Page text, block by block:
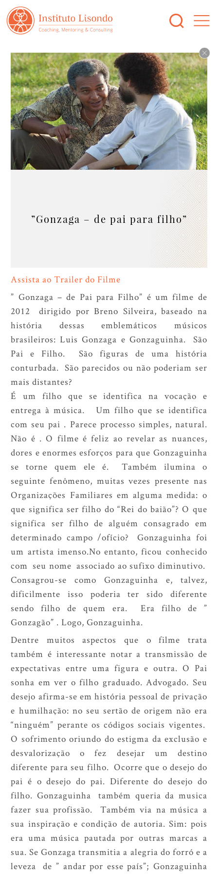
”Gonzaga – de pai para filho”
Assista ao Trailer do Filme
” Gonzaga – de Pai para Filho” é um filme de
2012 dirigido por Breno Silveira, baseado na
história dessas emblemáticos músicos
brasileiros: Luis Gonzaga e Gonzaguinha. São
Pai e Filho. São figuras de uma história
conturbada. São parecidos ou não poderiam ser
mais distantes?
É um filho que se identifica na vocação e
entrega à música. Um filho que se identifica
com seu pai . Parece processo simples, natural.
Não é . O filme é feliz ao revelar as nuances,
dores e enormes esforços para que Gonzaguinha
se torne quem ele é. Também ilumina o
seguinte fenômeno, muitas vezes presente nas
Organizações Familiares em alguma medida: o
que significa ser filho do “Rei do baião”? O que
significa ser filho de alguém consagrado em
determinado campo /ofício? Gonzaguinha foi
um artista imenso.No entanto, ficou conhecido
com seu nome associado ao sufixo diminutivo.
Consagrou-se como Gonzaguinha e, talvez,
dificilmente isso poderia ter sido diferente
sendo filho de quem era. Era filho de ”
Gonzagão” . Logo, Gonzaguinha.
Dentre muitos aspectos que o filme trata
também é interessante notar a transmissão de
expectativas entre uma figura e outra. O Pai
sonha em ver o filho graduado. Advogado. Seu
desejo afirma-se em história pessoal de privação
e humilhação: no seu sertão de origem não era
“ninguém” perante os códigos sociais vigentes.
O sofrimento oriundo do estigma da exclusão e
desvalorização o fez desejar um destino
diferente para seu filho. Ocorre que o desejo do
pai é o desejo do pai. Diferente do desejo do
filho. Gonzaguinha também queria da musica
fazer sua profissão. Também via na música a
sua inspiração e condição de autoria. Sim: pois
era uma música pautada por outras marcas a
sua. Se Gonzaga transmitia a alegria do forró e a
leveza de ” andar por esse país”; Gonzaguinha